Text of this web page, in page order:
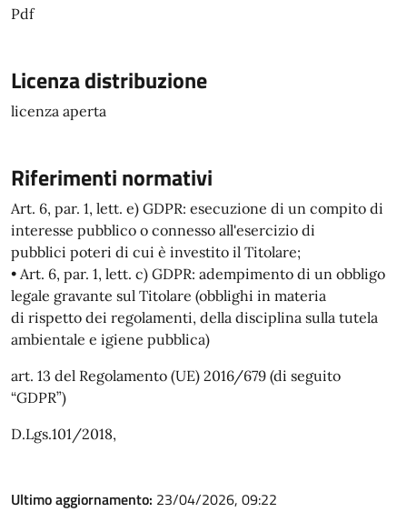
Pdf
Licenza distribuzione
licenza aperta
Riferimenti normativi
Art. 6, par. 1, lett. e) GDPR: esecuzione di un compito di
interesse pubblico o connesso all'esercizio di
pubblici poteri di cui è investito il Titolare;
• Art. 6, par. 1, lett. c) GDPR: adempimento di un obbligo
legale gravante sul Titolare (obblighi in materia
di rispetto dei regolamenti, della disciplina sulla tutela
ambientale e igiene pubblica)
art. 13 del Regolamento (UE) 2016/679 (di seguito
“GDPR”)
D.Lgs.101/2018,
Ultimo aggiornamento: 23/04/2026, 09:22